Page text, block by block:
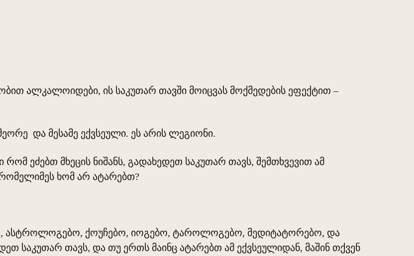
ალკალოიდები, ის საკუთარ თავში მოიცვას მოქმედების ეფექტით –
და მესამე ექვსეული. ეს არის ლეგიონი.
ეძებთ მხეცის ნიშანს, გადახედეთ საკუთარ თავს, შემთხვევით ამ
ხომ არ ატარებთ?
ქოუჩებო, იოგებო, ტაროლოგებო, მედიტატორებო, და
საკუთარ თავს, და თუ ერთს მაინც ატარებთ ამ ექვსეულიდან, მაშინ თქვენ